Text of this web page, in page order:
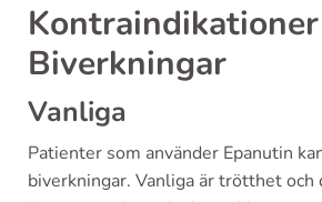
Biverkningar
Vanliga
Patienter som använder Epanutin
biverkningar. Vanliga är trötthet och